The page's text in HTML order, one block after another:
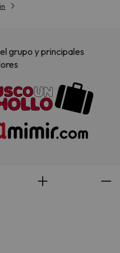
grupo y principales